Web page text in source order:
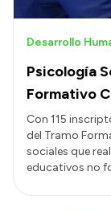
Compras y
Consulta de
Convocatorias
Intranet
Login
Psicología
Formativo
Desarrollo
Con 115
del Tramo
sociales que
educativos no